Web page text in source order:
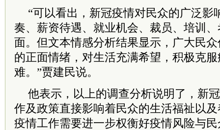
“可以看出，新冠疫情对民众的广泛影
奏、薪资待遇、就业机会、裁员、培训
面。但文本情感分析结果显示，广大民
的正面情绪，对生活充满希望，积极克
难。”贾建民说。
他表示，以上的调查分析说明了，新
作及政策直接影响着民众的生活福祉以
疫情工作需要进一步权衡好疫情风险与